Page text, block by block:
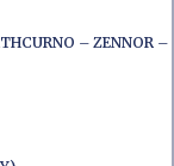
– ZENNOR –